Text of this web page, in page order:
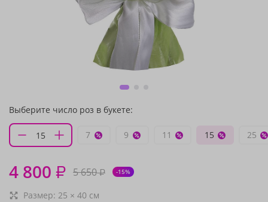
Выберите число роз в букете:
7 9 11 15 25
4 800 ₽ 5 650₽ -15%
Размер: 25 × 40 см